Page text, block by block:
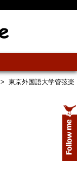
> 東京外国語大学管弦楽